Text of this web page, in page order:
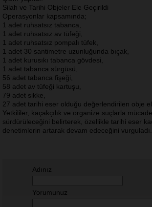
Silah ve Tarihi Objeler Ele Geçirildi
Operasyonlar kapsamında;
1 adet ruhsatsız tabanca,
1 adet ruhsatsız av tüfeği,
1 adet ruhsatsız pompalı tüfek,
1 adet 30 santimetre uzunluğunda bıçak,
1 adet kurusıkı tabanca gövdesi,
1 adet tabanca sürgüsü,
56 adet tabanca fişeği,
58 adet av tüfeği kartuşu,
79 adet sikke,
27 adet tarihi eser olduğu değerlendirilen obje
Yetkililer, kaçakçılık ve organize suçlarla
sürdürüleceğini belirterek, özellikle tarihi eser
denetimlerin artarak devam edeceğini vurguladı.
Adınız
Yorumunuz